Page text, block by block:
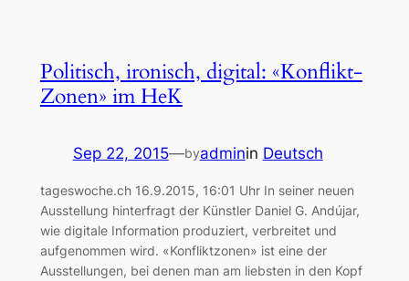
Politisch, ironisch, digital: «Konflikt-
Zonen» im HeK
Sep 22, 2015—byadminin Deutsch
tageswoche.ch 16.9.2015, 16:01 Uhr In seiner neuen
Ausstellung hinterfragt der Künstler Daniel G. Andújar,
wie digitale Information produziert, verbreitet und
aufgenommen wird. «Konfliktzonen» ist eine der
Ausstellungen, bei denen man am liebsten in den Kopf